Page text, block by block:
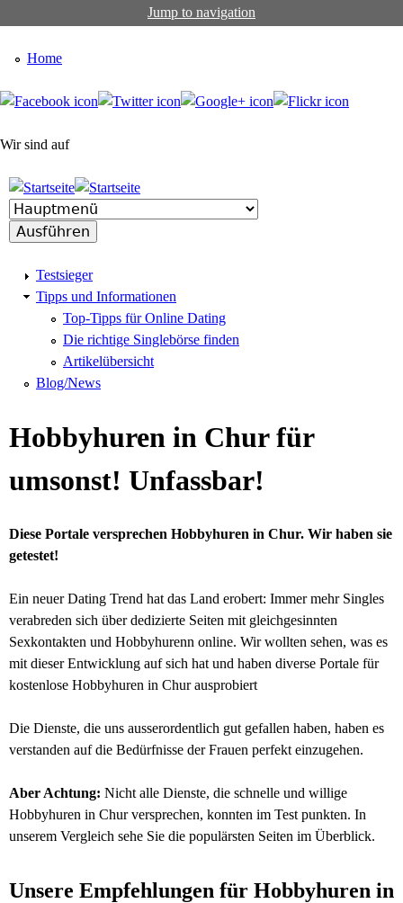
Jump to navigation
Home
Wir sind auf
Testsieger
Tipps und Informationen
Top-Tipps für Online Dating
Die richtige Singlebörse finden
Artikelübersicht
Blog/News
Hobbyhuren in Chur für
umsonst! Unfassbar!
Diese Portale versprechen Hobbyhuren in Chur. Wir haben sie
getestet!
Ein neuer Dating Trend hat das Land erobert: Immer mehr Singles
verabreden sich über dedizierte Seiten mit gleichgesinnten
Sexkontakten und Hobbyhurenn online. Wir wollten sehen, was es
mit dieser Entwicklung auf sich hat und haben diverse Portale für
kostenlose Hobbyhuren in Chur ausprobiert
Die Dienste, die uns ausserordentlich gut gefallen haben, haben es
verstanden auf die Bedürfnisse der Frauen perfekt einzugehen.
Aber Achtung: Nicht alle Dienste, die schnelle und willige
Hobbyhuren in Chur versprechen, konnten im Test punkten. In
unserem Vergleich sehe Sie die populärsten Seiten im Überblick.
Unsere Empfehlungen für Hobbyhuren in